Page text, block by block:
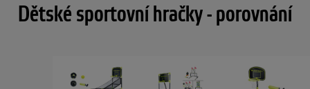
Dětské sportovní hračky - porovnání